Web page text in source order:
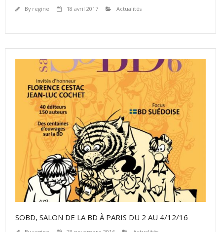
By regine 18 avril 2017 Actualités
SOBD, SALON DE LA BD À PARIS DU 2 AU 4/12/16